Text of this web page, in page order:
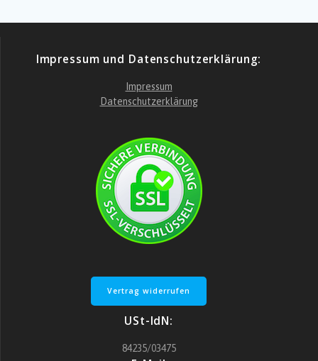
Impressum und Datenschutzerklärung:
Impressum
Datenschutzerklärung
Vertrag widerrufen
USt-IdN:
84235/03475